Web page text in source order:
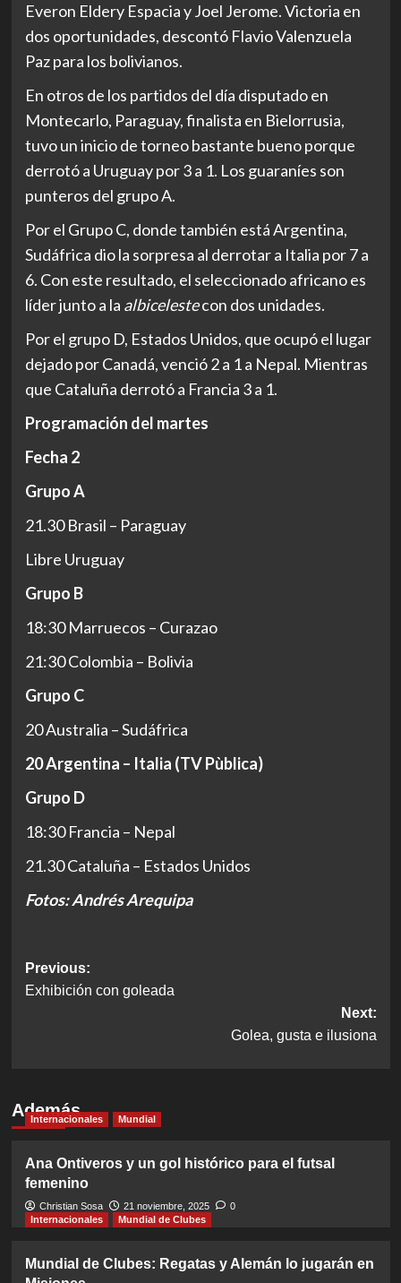
Everon Eldery Espacia y Joel Jerome. Victoria en
dos oportunidades, descontó Flavio Valenzuela
Paz para los bolivianos.
En otros de los partidos del día disputado en
Montecarlo, Paraguay, finalista en Bielorrusia,
tuvo un inicio de torneo bastante bueno porque
derrotó a Uruguay por 3 a 1. Los guaraníes son
punteros del grupo A.
Por el Grupo C, donde también está Argentina,
Sudáfrica dio la sorpresa al derrotar a Italia por 7 a
6. Con este resultado, el seleccionado africano es
líder junto a la albicelestecon dos unidades.
Por el grupo D, Estados Unidos, que ocupó el lugar
dejado por Canadá, venció 2 a 1 a Nepal. Mientras
que Cataluña derrotó a Francia 3 a 1.
Programación del martes
Fecha 2
Grupo A
21.30 Brasil – Paraguay
Libre Uruguay
Grupo B
18:30 Marruecos – Curazao
21:30 Colombia – Bolivia
Grupo C
20 Australia – Sudáfrica
20 Argentina – Italia (TV Pùblica)
Grupo D
18:30 Francia – Nepal
21.30 Cataluña – Estados Unidos
Fotos: Andrés Arequipa
Post
navigation
Previous:
Exhibición con goleada
Next:
Golea, gusta e ilusiona
Además
Internacionales Mundial
Ana Ontiveros y un gol histórico para el futsal
femenino
Christian Sosa 21 noviembre, 2025
0
Internacionales
Mundial de Clubes
Mundial de Clubes: Regatas y Alemán lo jugarán en